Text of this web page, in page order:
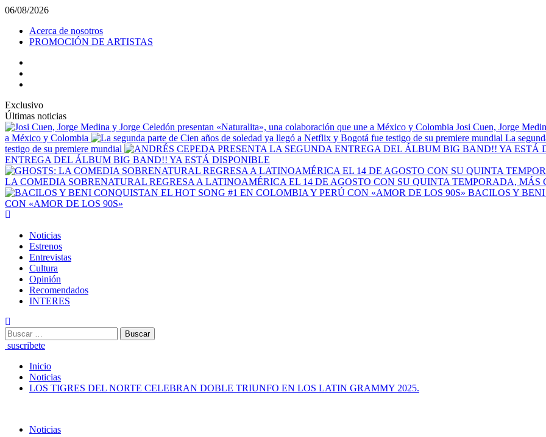
Saltar
contenido
06/08/2026
Acerca de nosotros
PROMOCIÓN DE ARTISTAS
Exclusivo
Últimas noticias
Josi Cuen, Jorge
a México y Colombia
La
testigo de su premiere mundial
ENTREGA DEL ÁLBUM BIG BAND!! YA ESTÁ DISPONIBLE
LA COMEDIA SOBRENATURAL REGRESA A LATINOAMÉRICA EL 14 DE AGOSTO CON SU QUINTA TEMPORADA,
BACILOS Y
CON «AMOR DE LOS 90S»
Noticias
Estrenos
Entrevistas
Cultura
Opinión
Recomendados
INTERES
Buscar:
suscribete
Inicio
Noticias
LOS TIGRES DEL NORTE CELEBRAN DOBLE TRIUNFO EN LOS LATIN GRAMMY 2025.
Noticias